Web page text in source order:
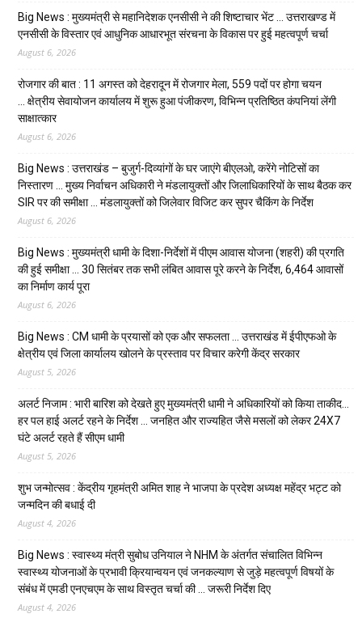
Big News : मुख्यमंत्री से महानिदेशक एनसीसी ने की शिष्टाचार भेंट … उत्तराखण्ड में
एनसीसी के विस्तार एवं आधुनिक आधारभूत संरचना के विकास पर हुई महत्वपूर्ण चर्चा
August 6, 2026
रोजगार की बात : 11 अगस्त को देहरादून में रोजगार मेला, 559 पदों पर होगा चयन
… क्षेत्रीय सेवायोजन कार्यालय में शुरू हुआ पंजीकरण, विभिन्न प्रतिष्ठित कंपनियां लेंगी
साक्षात्कार
August 6, 2026
Big News : उत्तराखंड – बुजुर्ग-दिव्यांगों के घर जाएंगे बीएलओ, करेंगे नोटिसों का
निस्तारण … मुख्य निर्वाचन अधिकारी ने मंडलायुक्तों और जिलाधिकारियों के साथ बैठक कर
SIR पर की समीक्षा … मंडलायुक्तों को जिलेवार विजिट कर सुपर चैकिंग के निर्देश
August 6, 2026
Big News : मुख्यमंत्री धामी के दिशा-निर्देशों में पीएम आवास योजना (शहरी) की प्रगति
की हुई समीक्षा … 30 सितंबर तक सभी लंबित आवास पूरे करने के निर्देश, 6,464 आवासों
का निर्माण कार्य पूरा
August 6, 2026
Big News : CM धामी के प्रयासों को एक और सफलता … उत्तराखंड में ईपीएफओ के
क्षेत्रीय एवं जिला कार्यालय खोलने के प्रस्ताव पर विचार करेगी केंद्र सरकार
August 5, 2026
अलर्ट निजाम : भारी बारिश को देखते हुए मुख्यमंत्री धामी ने अधिकारियों को किया ताकीद…
हर पल हाई अलर्ट रहने के निर्देश … जनहित और राज्यहित जैसे मसलों को लेकर 24X7
घंटे अलर्ट रहते हैं सीएम धामी
August 5, 2026
शुभ जन्मोत्सव : केंद्रीय गृहमंत्री अमित शाह ने भाजपा के प्रदेश अध्यक्ष महेंद्र भट्ट को
जन्मदिन की बधाई दी
August 4, 2026
Big News : स्वास्थ्य मंत्री सुबोध उनियाल ने NHM के अंतर्गत संचालित विभिन्न
स्वास्थ्य योजनाओं के प्रभावी क्रियान्वयन एवं जनकल्याण से जुड़े महत्वपूर्ण विषयों के
संबंध में एमडी एनएचएम के साथ विस्तृत चर्चा की … जरूरी निर्देश दिए
August 4, 2026